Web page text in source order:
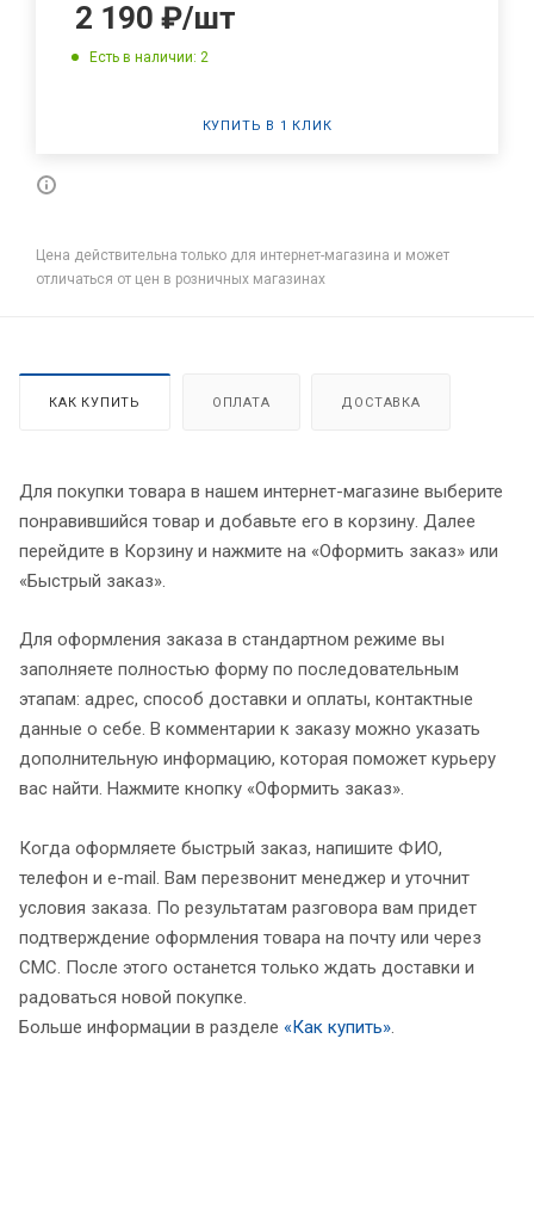
2 190 ₽/шт
Есть в наличии: 2
КУПИТЬ В 1 КЛИК
Цена действительна только для интернет-магазина и может
отличаться от цен в розничных магазинах
КАК КУПИТЬ ОПЛАТА ДОСТАВКА
Для покупки товара в нашем интернет-магазине выберите
понравившийся товар и добавьте его в корзину. Далее
перейдите в Корзину и нажмите на «Оформить заказ» или
«Быстрый заказ».
Для оформления заказа в стандартном режиме вы
заполняете полностью форму по последовательным
этапам: адрес, способ доставки и оплаты, контактные
данные о себе. В комментарии к заказу можно указать
дополнительную информацию, которая поможет курьеру
вас найти. Нажмите кнопку «Оформить заказ».
Когда оформляете быстрый заказ, напишите ФИО,
телефон и e-mail. Вам перезвонит менеджер и уточнит
условия заказа. По результатам разговора вам придет
подтверждение оформления товара на почту или через
СМС. После этого останется только ждать доставки и
радоваться новой покупке.
Больше информации в разделе «Как купить».